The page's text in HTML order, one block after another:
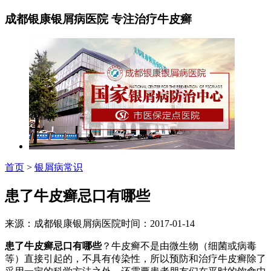
成都银康银屑病医院 专注治疗牛皮癣
首页 > 银屑病常识
患了牛皮癣忌口有哪些
来源：成都银康银屑病医院时间：2017-01-14
患了牛皮癣忌口有哪些？牛皮癣不是由微生物（细菌或病毒
等）直接引起的，不具有传染性，所以预防和治疗牛皮癣除了